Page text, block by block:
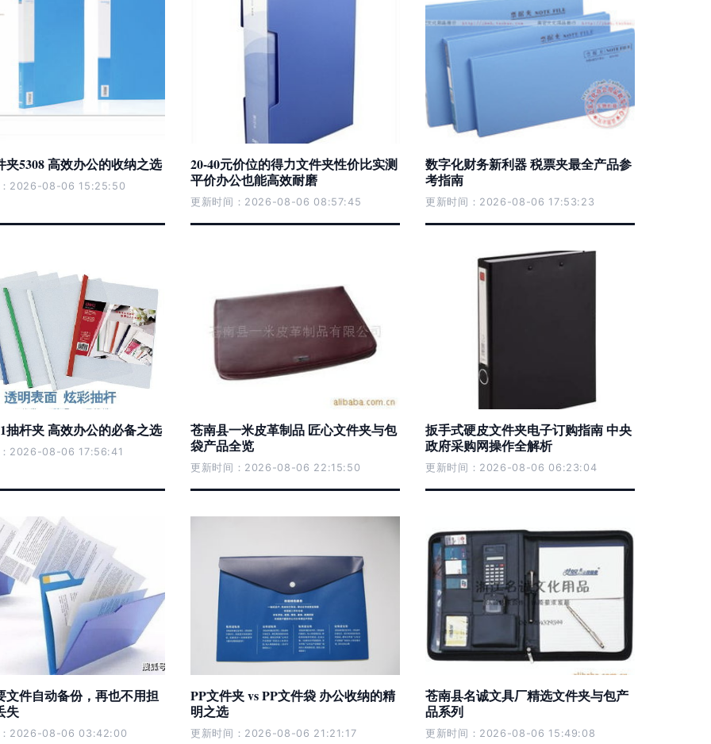
夹5308 高效办公的收纳之选
：2026-08-06 15:25:50
20-40元价位的得力文件夹性价比实测
平价办公也能高效耐磨
更新时间：2026-08-06 08:57:45
数字化财务新利器 税票夹最全产品参
考指南
更新时间：2026-08-06 17:53:23
抽杆夹 高效办公的必备之选
2026-08-06 17:56:41
苍南县一米皮革制品 匠心文件夹与包
袋产品全览
更新时间：2026-08-06 22:15:50
扳手式硬皮文件夹电子订购指南 中央
政府采购网操作全解析
更新时间：2026-08-06 06:23:04
文件自动备份，再也不用担
失
：2026-08-06 03:42:00
PP文件夹 vs PP文件袋 办公收纳的精
明之选
更新时间：2026-08-06 21:21:17
苍南县名诚文具厂精选文件夹与包产
品系列
更新时间：2026-08-06 15:49:08